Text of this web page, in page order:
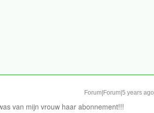
Forum|Forum|5 years ago
van mijn vrouw haar abonnement!!!